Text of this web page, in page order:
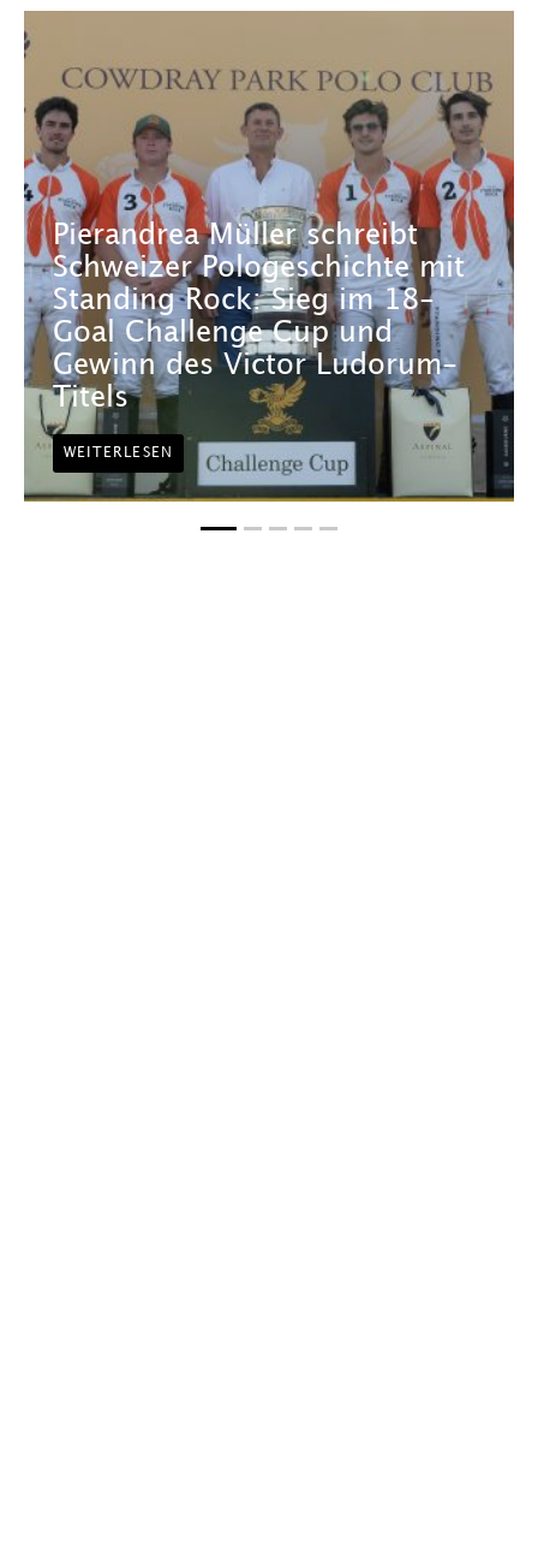
Pierandrea Müller schreibt
Schweizer Pologeschichte mit
Standing Rock: Sieg im 18-
Goal Challenge Cup und
Gewinn des Victor Ludorum-
Titels
WEITERLESEN